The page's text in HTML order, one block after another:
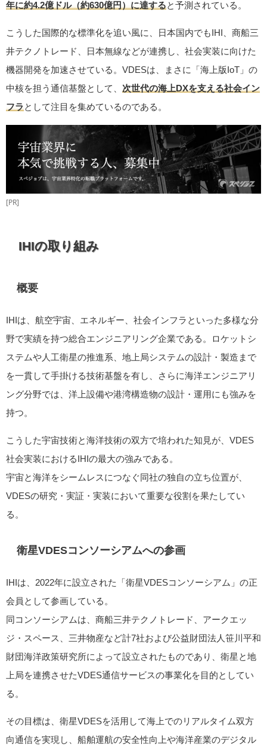
年に約4.2億ドル（約630億円）に達すると予測されている。
こうした国際的な標準化を追い風に、日本国内でもIHI、商船三
井テクノトレード、日本無線などが連携し、社会実装に向けた
機器開発を加速させている。VDESは、まさに「海上版IoT」の
中核を担う通信基盤として、 次世代の海上DXを支える社会イン
フラとして注目を集めているのである。
[PR]
IHIの取り組み
概要
IHIは、航空宇宙、エネルギー、社会インフラといった多様な分
野で実績を持つ総合エンジニアリング企業である。ロケットシ
ステムや人工衛星の推進系、地上局システムの設計・製造まで
を一貫して手掛ける技術基盤を有し、さらに海洋エンジニアリ
ング分野では、洋上設備や港湾構造物の設計・運用にも強みを
持つ。
こうした宇宙技術と海洋技術の双方で培われた知見が、VDES
社会実装におけるIHIの最大の強みである。
宇宙と海洋をシームレスにつなぐ同社の独自の立ち位置が、
VDESの研究・実証・実装において重要な役割を果たしてい
る。
衛星VDESコンソーシアムへの参画
IHIは、2022年に設立された「衛星VDESコンソーシアム」の正
会員として参画している。
同コンソーシアムは、商船三井テクノトレード、アークエッ
ジ・スペース、三井物産など計7社および公益財団法人笹川平和
財団海洋政策研究所によって設立されたものであり、衛星と地
上局を連携させたVDES通信サービスの事業化を目的としてい
る。
その目標は、衛星VDESを活用して海上でのリアルタイム双方
向通信を実現し、船舶運航の安全性向上や海洋産業のデジタル